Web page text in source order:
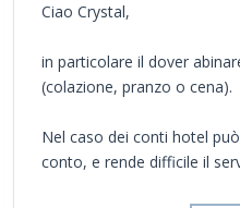
Ciao Crystal,
in particolare il dover
(colazione, pranzo o cena).
Nel caso dei conti hotel
conto, e rende difficile il